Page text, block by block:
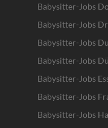
Babysitter-Jobs
Babysitter-Jobs
Babysitter-Jobs
Babysitter-Jobs
Babysitter-Jobs
Babysitter-Jobs
Babysitter-Jobs